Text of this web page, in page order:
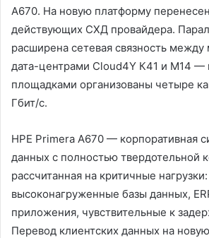
A670. На новую платформу
действующих СХД провайдера.
расширена сетевая связность между
дата-центрами Cloud4Y К41 и М14
площадками организованы четыре
Гбит/с.
HPE Primera A670 — корпоративная
данных с полностью твердотельной
рассчитанная на критичные нагрузки:
высоконагруженные базы данных,
приложения, чувствительные к
Перевод клиентских данных на